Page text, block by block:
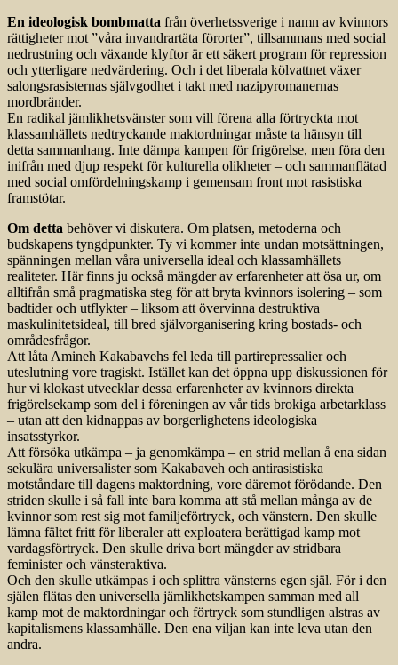
En ideologisk bombmatta från överhetssverige i namn av kvinnors
rättigheter mot ”våra invandrartäta förorter”, tillsammans med social
nedrustning och växande klyftor är ett säkert program för repression
och ytterligare nedvärdering. Och i det liberala kölvattnet växer
salongsrasisternas självgodhet i takt med nazipyromanernas
mordbränder.
En radikal jämlikhetsvänster som vill förena alla förtryckta mot
klassamhällets nedtryckande maktordningar måste ta hänsyn till
detta sammanhang. Inte dämpa kampen för frigörelse, men föra den
inifrån med djup respekt för kulturella olikheter – och sammanflätad
med social omfördelningskamp i gemensam front mot rasistiska
framstötar.
Om detta behöver vi diskutera. Om platsen, metoderna och
budskapens tyngdpunkter. Ty vi kommer inte undan motsättningen,
spänningen mellan våra universella ideal och klassamhällets
realiteter. Här finns ju också mängder av erfarenheter att ösa ur, om
alltifrån små pragmatiska steg för att bryta kvinnors isolering – som
badtider och utflykter – liksom att övervinna destruktiva
maskulinitetsideal, till bred självorganisering kring bostads- och
områdesfrågor.
Att låta Amineh Kakabavehs fel leda till partirepressalier och
uteslutning vore tragiskt. Istället kan det öppna upp diskussionen för
hur vi klokast utvecklar dessa erfarenheter av kvinnors direkta
frigörelsekamp som del i föreningen av vår tids brokiga arbetarklass
– utan att den kidnappas av borgerlighetens ideologiska
insatsstyrkor.
Att försöka utkämpa – ja genomkämpa – en strid mellan å ena sidan
sekulära universalister som Kakabaveh och antirasistiska
motståndare till dagens maktordning, vore däremot förödande. Den
striden skulle i så fall inte bara komma att stå mellan många av de
kvinnor som rest sig mot familjeförtryck, och vänstern. Den skulle
lämna fältet fritt för liberaler att exploatera berättigad kamp mot
vardagsförtryck. Den skulle driva bort mängder av stridbara
feminister och vänsteraktiva.
Och den skulle utkämpas i och splittra vänsterns egen själ. För i den
själen flätas den universella jämlikhetskampen samman med all
kamp mot de maktordningar och förtryck som stundligen alstras av
kapitalismens klassamhälle. Den ena viljan kan inte leva utan den
andra.